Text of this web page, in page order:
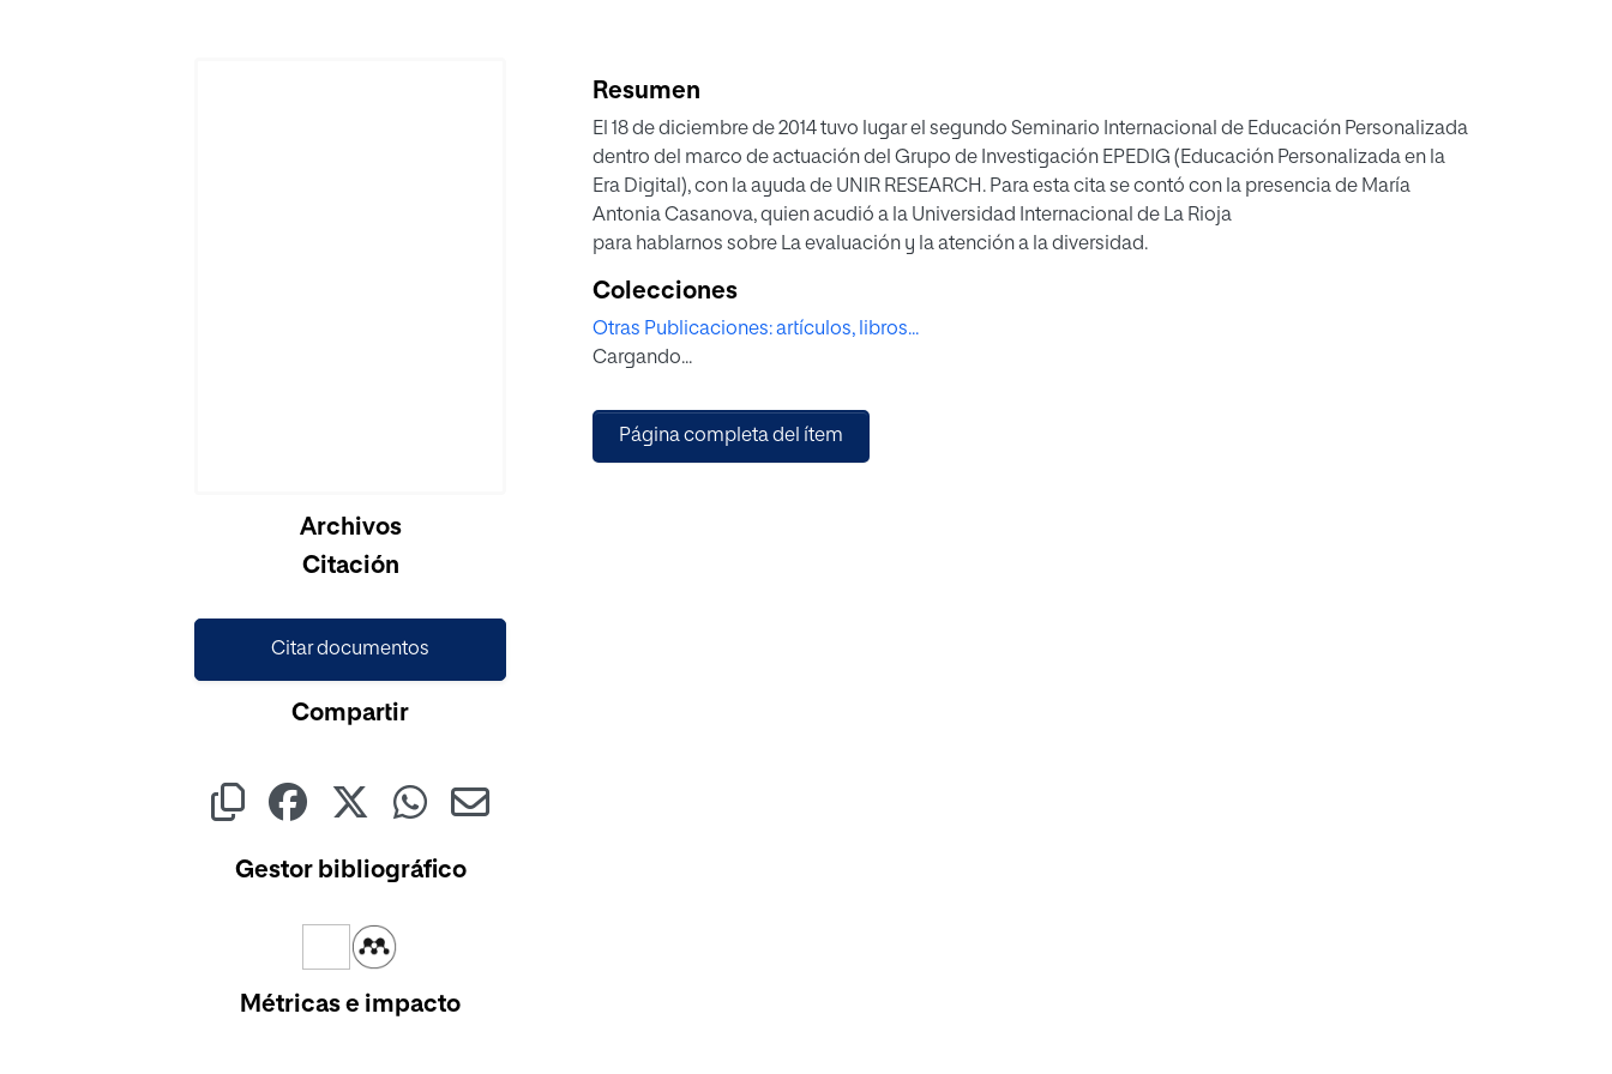
Cargando...Archivos
Citación
Citar documentos
Compartir
Gestor bibliográfico
Métricas e impacto
Resumen
El 18 de diciembre de 2014 tuvo lugar el segundo Seminario Internacional de Educación Personalizada
dentro del marco de actuación del Grupo de Investigación EPEDIG (Educación Personalizada en la
Era Digital), con la ayuda de UNIR RESEARCH. Para esta cita se contó con la presencia de María
Antonia Casanova, quien acudió a la Universidad Internacional de La Rioja
para hablarnos sobre La evaluación y la atención a la diversidad.
Colecciones
Otras Publicaciones: artículos, libros...
Cargando...
Página completa del ítem